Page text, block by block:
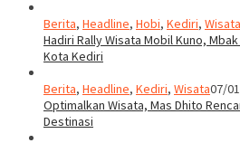
Berita, Headline, Hobi, Kediri, Wisata
Hadiri Rally Wisata Mobil Kuno,
Kota Kediri
Berita, Headline, Kediri, Wisata07/
Optimalkan Wisata, Mas Dhito
Destinasi